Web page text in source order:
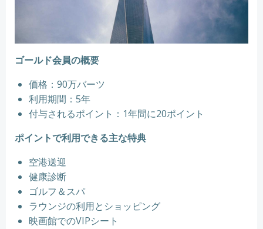
ゴールド会員の概要
価格：90万バーツ
利用期間：5年
付与されるポイント：1年間に20ポイント
ポイントで利用できる主な特典
空港送迎
健康診断
ゴルフ＆スパ
ラウンジの利用とショッピング
映画館でのVIPシート